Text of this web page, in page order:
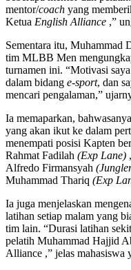
mentor/coach yang
Ketua English Alliance ,”
Sementara itu, Muhammad
tim MLBB Men
turnamen ini. “Motivasi
dalam bidang e-sport, dan
mencari pengalaman,”
Ia memaparkan,
yang akan ikut ke dalam
menempati posisi Kapten
Rahmat Fadilah (Exp Lane)
Alfredo Firmansyah
Muhammad Thariq (Exp
Ia juga menjelaskan
latihan setiap malam yang
tim lain. “Durasi latihan
pelatih Muhammad Hajjid
Alliance ,” jelas mahasiswa